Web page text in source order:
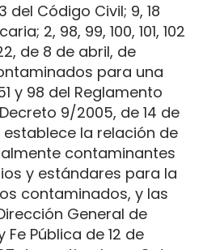
Código Civil; 9, 18
2, 98, 99, 100, 101, 102
de 8 de abril, de
para una
y 98 del Reglamento
9/2005, de 14 de
la relación de
contaminantes
y estándares para la
contaminados, y las
General de
Pública de 12 de